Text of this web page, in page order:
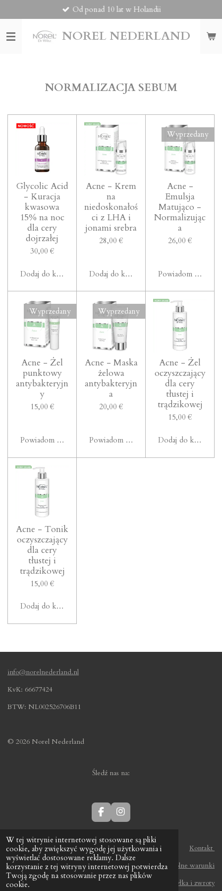
W tej witrynie internetowej stosowane są pliki
cookie, aby zwiększyć wygodę jej użytkowania i
wyświetlać dostosowane reklamy. Dalsze
korzystanie z tej witryny internetowej potwierdza
Twoją zgodę na stosowanie przez nas plików
cookie.
do
głównej
treści
NOREL NEDERLAND
Od ponad 10 lat w Holandii
NORMALIZACJA SEBUM
Glycolic Acid
- Kuracja
kwasowa
15% na noc
dla cery
dojrzałej
30,00 €
Dodaj do koszyka
Acne - Krem
na
niedoskonałoś
ci z LHA i
jonami srebra
28,00 €
Dodaj do koszyka
Wyprzedany
Acne -
Emulsja
Matująco -
Normalizując
a
26,00 €
Powiadom mnie,
Wyprzedany
Acne - Żel
punktowy
antybakteryjn
y
15,00 €
Powiadom mnie, gdy będzie dostępny
Wyprzedany
Acne - Maska
żelowa
antybakteryjn
a
20,00 €
Powiadom mnie, gdy będzie dostępny
Acne - Żel
oczyszczający
dla cery
tłustej i
trądzikowej
15,00 €
Dodaj do koszyka
Acne - Tonik
oczyszczający
dla cery
tłustej i
trądzikowej
15,00 €
Dodaj do koszyka
info@norelnederland.nl
KvK: 66677424
BTW: NL002526706B11
© 2026 Norel Nederland
Śledź nas na:
F
a
e
b
o
o
k
I
n
t
a
g
r
a
Kontakt
Ogólne warunki
Wysyłka i zwroty